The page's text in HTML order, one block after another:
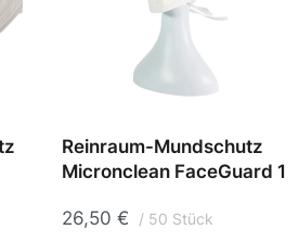
Reinraum-Mundschutz
Micronclean FaceGuard 1
26,50 € 50 Stück